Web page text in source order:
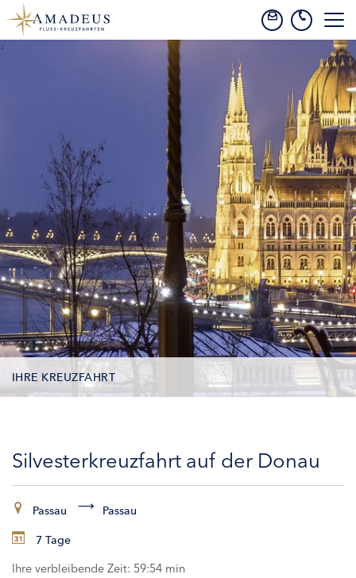
IHRE KREUZFAHRT
KABINEN
Silvesterkreuzfahrt auf der Donau
Passau Passau
7 Tage
Ihre verbleibende Zeit: 59:54 min